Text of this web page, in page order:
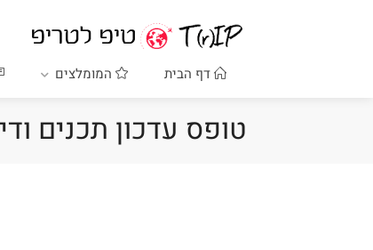
דף הבית המומלצים
טופס עדכון תכנים